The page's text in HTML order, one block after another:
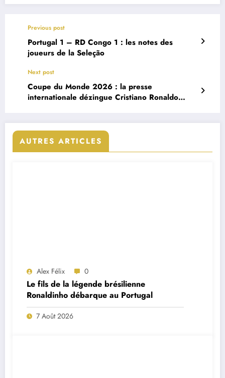
Previous post
Portugal 1 – RD Congo 1 : les notes des
joueurs de la Seleção
Next post
Coupe du Monde 2026 : la presse
internationale dézingue Cristiano Ronaldo
AUTRES ARTICLES
Alex Félix 0
Le fils de la légende brésilienne
Ronaldinho débarque au Portugal
7 Août 2026